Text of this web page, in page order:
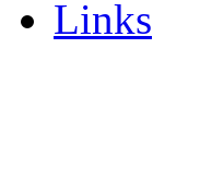
Links